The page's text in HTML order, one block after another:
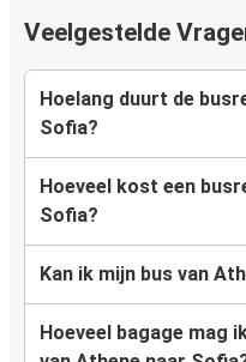
Veelgestelde
Hoelang duurt de
Sofia?
Hoeveel kost een
Sofia?
Kan ik mijn bus van
Hoeveel bagage mag